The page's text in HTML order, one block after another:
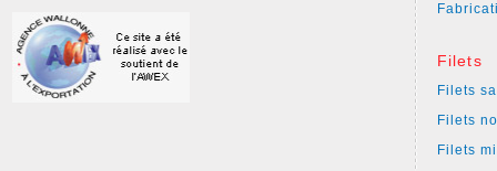
Filets
Filets
Filets
Filets